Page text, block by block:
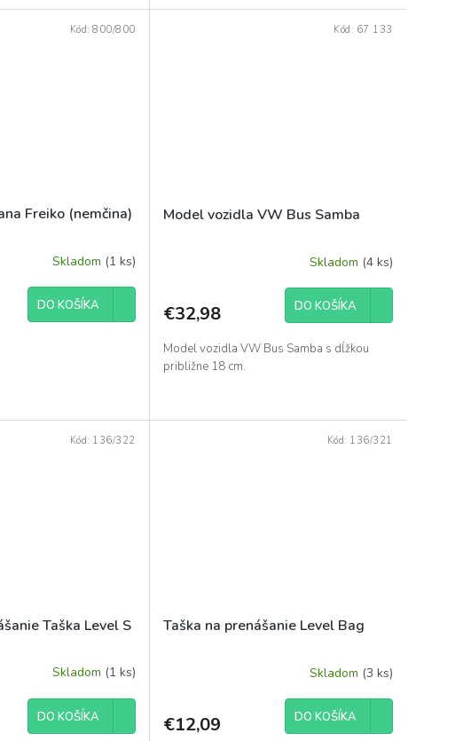
Freiko (nemčina)
Skladom (1 ks)
DO KOŠÍKA
Kód:800/800
Model vozidla VW Bus Samba
Skladom (4 ks)
€32,98 DO KOŠÍKA
Model vozidla VW Bus Samba s dĺžkou
približne 18 cm.
Kód: 67 133
Taška Level S
Skladom (1 ks)
DO KOŠÍKA
Kód: 136/322
Taška na prenášanie Level Bag
Skladom (3 ks)
€12,09 DO KOŠÍKA
Kód: 136/321